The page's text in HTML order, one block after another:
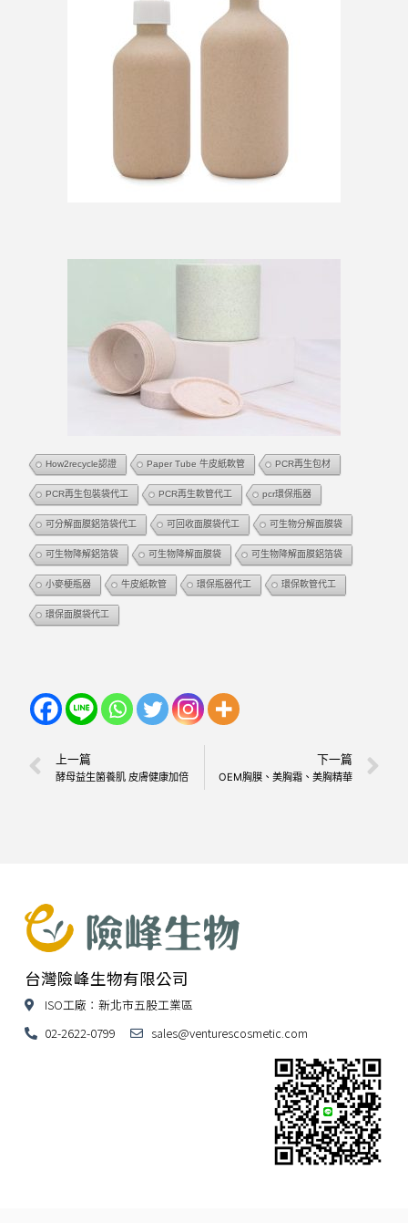
How2recycle認證 Paper Tube 牛皮紙軟管 PCR再生包材
PCR再生包裝袋代工 PCR再生軟管代工 pcr環保瓶器
可分解面膜鋁箔袋代工 可回收面膜袋代工 可生物分解面膜袋
可生物降解鋁箔袋 可生物降解面膜袋 可生物降解面膜鋁箔袋
小麥梗瓶器 牛皮紙軟管 環保瓶器代工 環保軟管代工
環保面膜袋代工
上一篇
酵母益生箘養肌 皮膚健康加倍
下一篇
OEM胸膜、美胸霜、美胸精華
台灣險峰生物有限公司
ISO工廠：新北市五股工業區
02-2622-0799
sales@venturescosmetic.com